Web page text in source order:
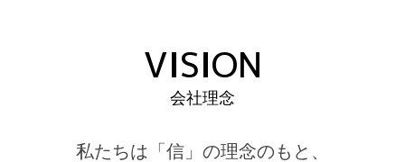
VISION
会社理念
私たちは「信」の理念のもと、